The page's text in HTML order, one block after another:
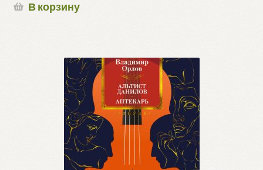
В корзину